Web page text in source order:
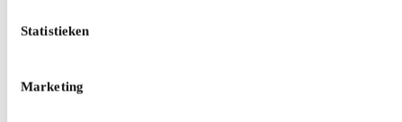
Statistieken
Marketing